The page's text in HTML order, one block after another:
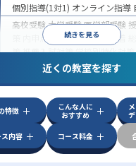
続きを見る
個別指導(1対1) オンライン指導
高校受験大学受験医学部受験
内申点対策学習習慣の定着
策推薦入試対策学校別特化対策
共通テスト対策英検(英語
中高一貫校生に対応授業の振替
学習にPC・タブレットを利用
科目から受講可能季節講習のみ
の子どもに対応
近くの教室を探す
特徴
こんな人に
おすすめ
ス内容
コース料金